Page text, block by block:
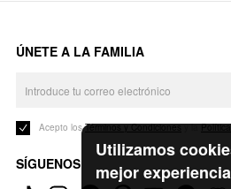
Utilizamos
mejor
ÚNETE A LA FAMILIA
Acepto losTérminos y Condicionesy la
SÍGUENOS